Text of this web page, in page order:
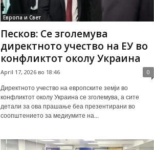
Европа и Свет
Песков: Се зголемува
директното учество на ЕУ во
конфликтот околу Украина
April 17, 2026 во 18:46 0
Директното учество на европските земји во
конфликтот околу Украина се зголемува, а сите
детали за ова прашање беа презентирани во
соопштението за медиумите на...